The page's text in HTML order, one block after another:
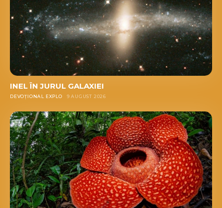
INEL ÎN JURUL GALAXIEI
DEVOȚIONAL EXPLO 9 AUGUST 2026